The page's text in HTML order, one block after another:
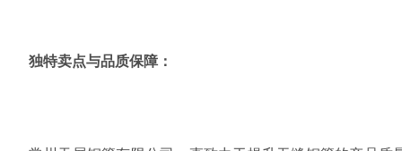
独特卖点与品质保障：